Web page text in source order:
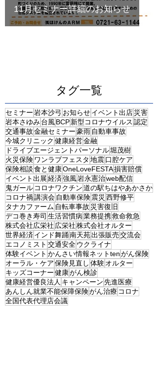
11月セミナー詳細のお知らせ
タグ一覧
セミナー岩本沙弓 お知らせイベント出店災害
岩本さゆみ台風BCP新型コロナウイルス 認定
交通事故金融セミナー豪雨 自動車事故
今城クリニック 健康経営金融
ドライブエージェントパーソナル堀茂樹
火災保険ワンラブフェスタ 地震口腔ケア
保険相談食と健康OneLoveFESTA損害賠償
イベント出展経済強風岩永憲治web配信
鬼ガール コロナワクチン道の駅ちはやあかさか
コロナ禍講演会 自動車保険震災 西野修平
タナカファーム 自転車事故 災害復旧
デコ巻き寿司 生活習慣病業務提携救命救急
株式会社広栄社 広栄社株式会社オルター
世界経済インド舞踊南天苑出張販売交流会
エコノミスト 交通安全ウクライナ
体験イベント かんさい情報ネットtenがん保険
オーラル・ケア保険見直し 体験オルター
キッズコーナー健康がん検診
健康経営優良法人 キャンペーン先進医療
あんしん就業不能保障保険がん治療 コロナ
全国代表代理店会議